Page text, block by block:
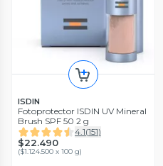
ISDIN
Fotoprotector ISDIN UV Mineral
Brush SPF 50 2 g
4.1(151)
$22.490
($1.124.500 x 100 g)